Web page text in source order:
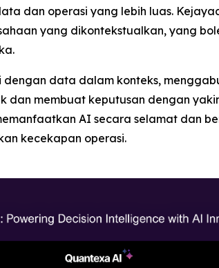
dan operasi yang lebih luas.
yang dikontekstualkan, yang
data dalam konteks,
membuat keputusan dengan
AI secara selamat dan
kecekapan operasi.